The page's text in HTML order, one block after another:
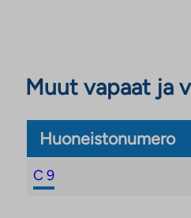
Muut vapaat ja
Huoneistonumero
C 9